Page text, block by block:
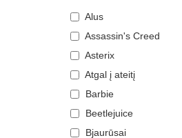
Meškėnas
Omaras
Ožka
Pantera
Pegazas
Pelė
Pelėda
9FORTY M-Crown
9SEVENTY
9TWENTY
A Frame
Casual Classic
E Frame
Open Back
Alus
Assassin's Creed
Asterix
Atgal į ateitį
Barbie
Beetlejuice
Bjaurūsai